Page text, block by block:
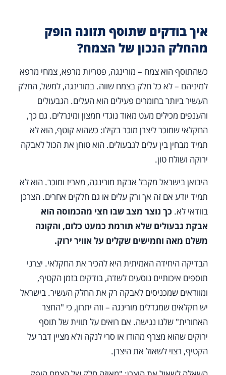
איך בודקים שתוסף תזונה הופק
מהחלק הנכון של הצמח?
כשהתוסף הוא צמח – מורינגה, פטריות מרפא, צמחי מרפא
למיניהם – לא כל חלק בצמח שווה. במורינגה, למשל, החלק
העשיר ביותר בחומרים פעילים הוא העלים. הגבעולים
והענפים מכילים מעט מאוד נוגדי חמצון ומינרלים. גם כך,
החקלאי שמוכר ליצרן מוכר בקילו: כשהוא קוטף, הוא לא
תמיד מבחין בין עלים לגבעולים. הוא טוחן את הכול לאבקה
ירוקה ושולח טון.
היבואן בישראל מקבל אבקת מורינגה, מאריז ומוכר. הוא לא
תמיד יודע אם זה אך ורק עלים או גם חלקים אחרים. הצרכן
בוודאי לא. כך נוצר מצב שבו חצי מהכמוסה הוא
אבקת גבעולים שלא תורמת כמעט כלום, והקונה
משלם מאה וחמישים שקלים על אוויר ירוק.
הבדיקה היחידה האמיתית היא להכיר את החקלאי. יצרני
תוספים איכותיים נוסעים לשדה, בודקים בזמן הקטיף,
ומוודאים שמכניסים לאבקה רק את החלק העשיר. בישראל
יש חקלאים שמגדלים מורינגה – וזה יתרון, כי "החצר
האחורית" שלנו נגישה. אם רואים על תווית של תוסף
ירוקים שהוא מצרף מהודו או סרי לנקה ולא מציין דבר על
הקטיף, רצוי לשאול את היצרן.